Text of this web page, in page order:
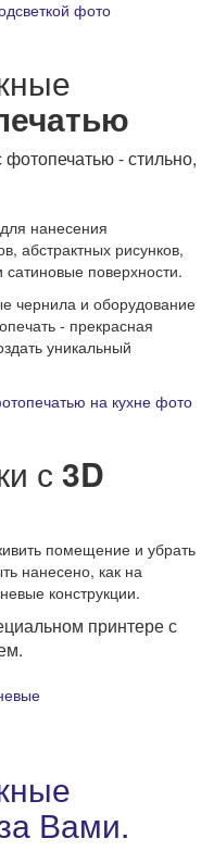
- стильно,
нанесения
абстрактных рисунков,
поверхности.
чернила и оборудование
- прекрасная
уникальный
с 3D
помещение и убрать
нанесено, как на
конструкции.
принтере с
Вами.